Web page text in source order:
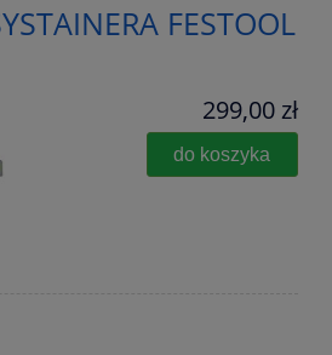
FESTOOL
299,00 zł
do koszyka